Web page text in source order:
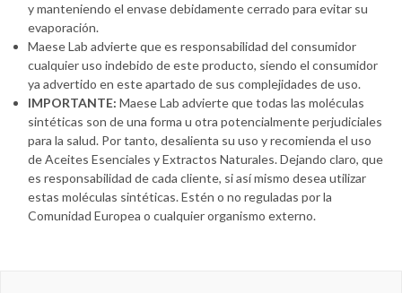
y manteniendo el envase debidamente cerrado para evitar su
evaporación.
Maese Lab advierte que es responsabilidad del consumidor
cualquier uso indebido de este producto, siendo el consumidor
ya advertido en este apartado de sus complejidades de uso.
IMPORTANTE: Maese Lab advierte que todas las moléculas
sintéticas son de una forma u otra potencialmente perjudiciales
para la salud. Por tanto, desalienta su uso y recomienda el uso
de Aceites Esenciales y Extractos Naturales. Dejando claro, que
es responsabilidad de cada cliente, si así mismo desea utilizar
estas moléculas sintéticas. Estén o no reguladas por la
Comunidad Europea o cualquier organismo externo.